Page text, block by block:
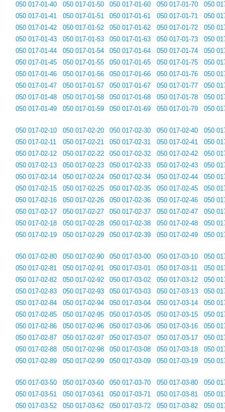
050 017-01-40
050 017-01-41
050 017-01-42
050 017-01-43
050 017-01-44
050 017-01-45
050 017-01-46
050 017-01-47
050 017-01-48
050 017-01-49
050 017-01-50
050 017-01-51
050 017-01-52
050 017-01-53
050 017-01-54
050 017-01-55
050 017-01-56
050 017-01-57
050 017-01-58
050 017-01-59
050 017-01-60
050 017-01-61
050 017-01-62
050 017-01-63
050 017-01-64
050 017-01-65
050 017-01-66
050 017-01-67
050 017-01-68
050 017-01-69
050 017-01-70
050 017-01-71
050 017-01-72
050 017-01-73
050 017-01-74
050 017-01-75
050 017-01-76
050 017-01-77
050 017-01-78
050 017-01-79
050
050
050
050
050
050
050
050
050
050
050 017-02-10
050 017-02-11
050 017-02-12
050 017-02-13
050 017-02-14
050 017-02-15
050 017-02-16
050 017-02-17
050 017-02-18
050 017-02-19
050 017-02-20
050 017-02-21
050 017-02-22
050 017-02-23
050 017-02-24
050 017-02-25
050 017-02-26
050 017-02-27
050 017-02-28
050 017-02-29
050 017-02-30
050 017-02-31
050 017-02-32
050 017-02-33
050 017-02-34
050 017-02-35
050 017-02-36
050 017-02-37
050 017-02-38
050 017-02-39
050 017-02-40
050 017-02-41
050 017-02-42
050 017-02-43
050 017-02-44
050 017-02-45
050 017-02-46
050 017-02-47
050 017-02-48
050 017-02-49
050
050
050
050
050
050
050
050
050
050
050 017-02-80
050 017-02-81
050 017-02-82
050 017-02-83
050 017-02-84
050 017-02-85
050 017-02-86
050 017-02-87
050 017-02-88
050 017-02-89
050 017-02-90
050 017-02-91
050 017-02-92
050 017-02-93
050 017-02-94
050 017-02-95
050 017-02-96
050 017-02-97
050 017-02-98
050 017-02-99
050 017-03-00
050 017-03-01
050 017-03-02
050 017-03-03
050 017-03-04
050 017-03-05
050 017-03-06
050 017-03-07
050 017-03-08
050 017-03-09
050 017-03-10
050 017-03-11
050 017-03-12
050 017-03-13
050 017-03-14
050 017-03-15
050 017-03-16
050 017-03-17
050 017-03-18
050 017-03-19
050
050
050
050
050
050
050
050
050
050
050 017-03-50
050 017-03-51
050 017-03-52
050 017-03-60
050 017-03-61
050 017-03-62
050 017-03-70
050 017-03-71
050 017-03-72
050 017-03-80
050 017-03-81
050 017-03-82
050
050
050